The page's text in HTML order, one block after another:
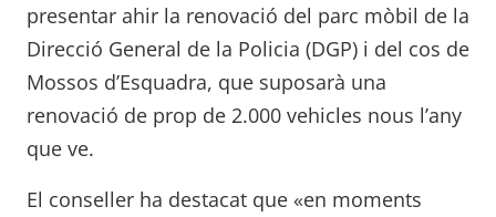
presentar ahir la renovació del parc mòbil de la
Direcció General de la Policia (DGP) i del cos de
Mossos d’Esquadra, que suposarà una
renovació de prop de 2.000 vehicles nous l’any
que ve.
El conseller ha destacat que «en moments